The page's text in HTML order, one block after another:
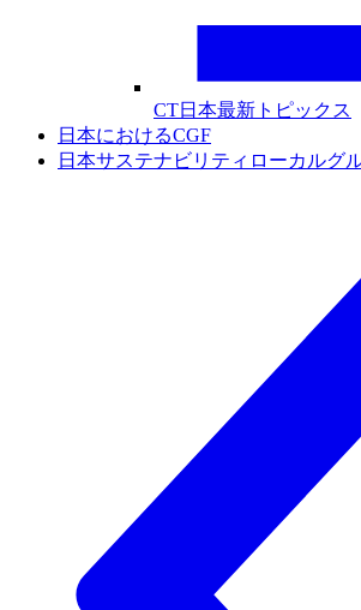
CT日本最新トピックス
日本におけるCGF
日本サステナビリティローカルグ